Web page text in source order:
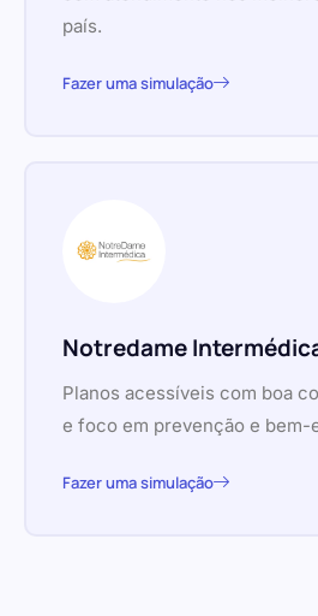
país.
Fazer uma simulação
Notredame
Planos acessíveis com boa
e foco em prevenção e bem-
Fazer uma simulação